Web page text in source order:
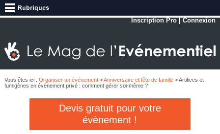
Inscription Pro |Connexion
Vous êtes ici : Organiser un événement>Anniversaire et fête de famille> Artifices et
fumigènes en évènement privé : comment gérer soi-même ?
Devis gratuit pour votre
évènement !